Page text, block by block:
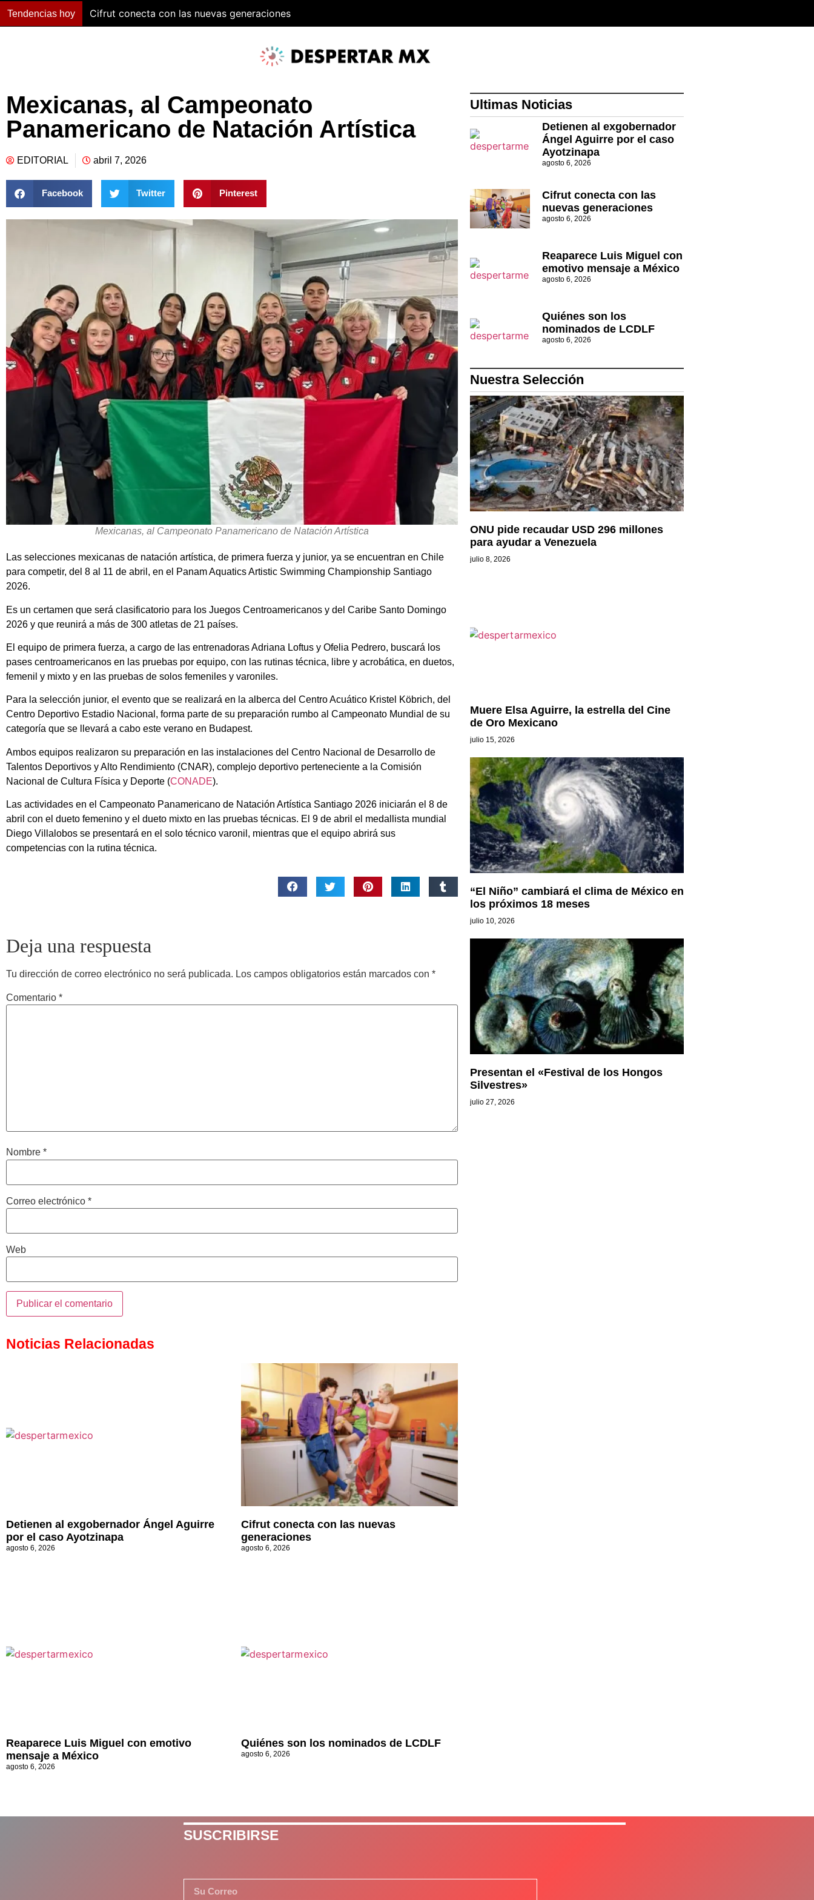
Tendencias hoy Cifrut conecta con las nuevas generaciones
Mexicanas, al Campeonato
Panamericano de Natación Artística
EDITORIAL abril 7, 2026
Facebook Twitter Pinterest
Mexicanas, al Campeonato Panamericano de Natación Artística
Las selecciones mexicanas de natación artística, de primera fuerza y junior, ya se encuentran en Chile
para competir, del 8 al 11 de abril, en el Panam Aquatics Artistic Swimming Championship Santiago
2026.
Es un certamen que será clasificatorio para los Juegos Centroamericanos y del Caribe Santo Domingo
2026 y que reunirá a más de 300 atletas de 21 países.
El equipo de primera fuerza, a cargo de las entrenadoras Adriana Loftus y Ofelia Pedrero, buscará los
pases centroamericanos en las pruebas por equipo, con las rutinas técnica, libre y acrobática, en duetos,
femenil y mixto y en las pruebas de solos femeniles y varoniles.
Para la selección junior, el evento que se realizará en la alberca del Centro Acuático Kristel Köbrich, del
Centro Deportivo Estadio Nacional, forma parte de su preparación rumbo al Campeonato Mundial de su
categoría que se llevará a cabo este verano en Budapest.
Ambos equipos realizaron su preparación en las instalaciones del Centro Nacional de Desarrollo de
Talentos Deportivos y Alto Rendimiento (CNAR), complejo deportivo perteneciente a la Comisión
Nacional de Cultura Física y Deporte (CONADE).
Las actividades en el Campeonato Panamericano de Natación Artística Santiago 2026 iniciarán el 8 de
abril con el dueto femenino y el dueto mixto en las pruebas técnicas. El 9 de abril el medallista mundial
Diego Villalobos se presentará en el solo técnico varonil, mientras que el equipo abrirá sus
competencias con la rutina técnica.
Deja una respuesta
Tu dirección de correo electrónico no será publicada. Los campos obligatorios están marcados con *
Comentario *
Nombre *
Correo electrónico *
Web
Noticias Relacionadas
Detienen al exgobernador Ángel Aguirre
por el caso Ayotzinapa
agosto 6, 2026
Cifrut conecta con las nuevas
generaciones
agosto 6, 2026
Reaparece Luis Miguel con emotivo
mensaje a México
agosto 6, 2026
Quiénes son los nominados de LCDLF
agosto 6, 2026
Ultimas Noticias
Detienen al exgobernador
Ángel Aguirre por el caso
Ayotzinapa
agosto 6, 2026
Cifrut conecta con las
nuevas generaciones
agosto 6, 2026
Reaparece Luis Miguel con
emotivo mensaje a México
agosto 6, 2026
Quiénes son los
nominados de LCDLF
agosto 6, 2026
Nuestra Selección
ONU pide recaudar USD 296 millones
para ayudar a Venezuela
julio 8, 2026
Muere Elsa Aguirre, la estrella del Cine
de Oro Mexicano
julio 15, 2026
“El Niño” cambiará el clima de México en
los próximos 18 meses
julio 10, 2026
Presentan el «Festival de los Hongos
Silvestres»
julio 27, 2026
SUSCRIBIRSE